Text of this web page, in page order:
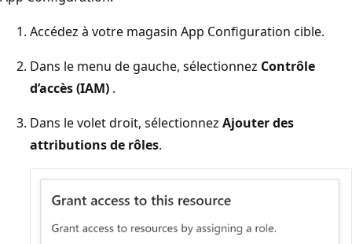
Accédez à votre magasin App Configuration cible.
Dans le menu de gauche, sélectionnez Contrôle
d’accès (IAM) .
Dans le volet droit, sélectionnez Ajouter des
attributions de rôles.